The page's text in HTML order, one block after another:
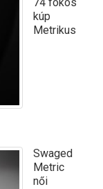
kúp
Metrikus
Swaged
Metric
női